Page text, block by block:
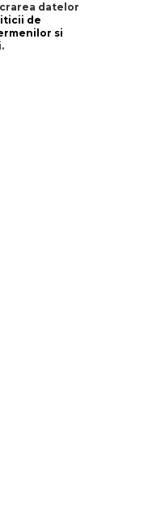
datelor
de
si